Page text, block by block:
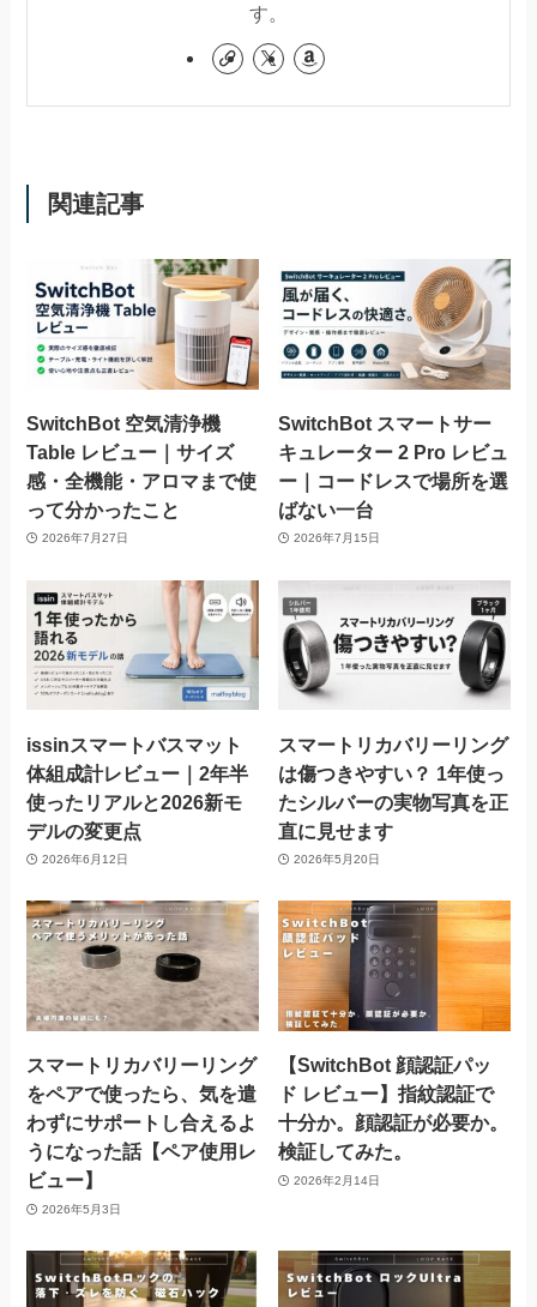
す。
関連記事
SwitchBot 空気清浄機
Table レビュー｜サイズ
感・全機能・アロマまで使
って分かったこと
2026年7月27日
SwitchBot スマートサー
キュレーター 2 Pro レビュ
ー｜コードレスで場所を選
ばない一台
2026年7月15日
issinスマートバスマット
体組成計レビュー｜2年半
使ったリアルと2026新モ
デルの変更点
2026年6月12日
スマートリカバリーリング
は傷つきやすい？ 1年使っ
たシルバーの実物写真を正
直に見せます
2026年5月20日
スマートリカバリーリング
をペアで使ったら、気を遣
わずにサポートし合えるよ
うになった話【ペア使用レ
ビュー】
2026年5月3日
【SwitchBot 顔認証パッ
ド レビュー】指紋認証で
十分か。顔認証が必要か。
検証してみた。
2026年2月14日